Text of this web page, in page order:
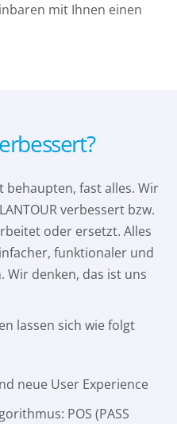
mit Ihnen einen
behaupten, fast alles. Wir
verbessert bzw.
oder ersetzt. Alles
funktionaler und
Wir denken, das ist uns
lassen sich wie folgt
neue User Experience
POS (PASS